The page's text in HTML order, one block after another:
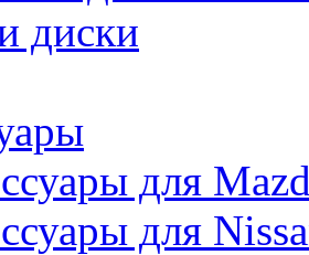
диски
для
для